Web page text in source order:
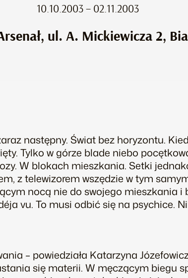
10.10.2003 – 02.11.2003
ul. A. Mickiewicza 2,
następny. Świat bez horyzontu.
Tylko w górze blade niebo
W blokach mieszkania. Setki
z telewizorem wszędzie w tym
nocą nie do swojego mieszkania i
vu. To musi odbić się na psychice.
– powiedziała Katarzyna
się materii. W męczącym biegu